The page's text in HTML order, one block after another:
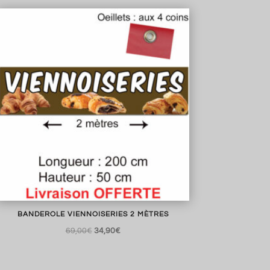
était :
est :
34,90€.
BANDEROLE VIENNOISERIES 2 MÈTRES
69,00€ Le
34,90€Le